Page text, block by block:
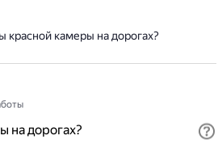
камеры на дорогах?
на дорогах?